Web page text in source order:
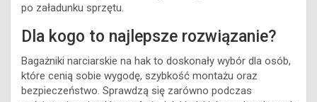
po załadunku sprzętu.
Dla kogo to najlepsze rozwiązanie?
Bagażniki narciarskie na hak to doskonały wybór dla osób,
które cenią sobie wygodę, szybkość montażu oraz
bezpieczeństwo. Sprawdzą się zarówno podczas